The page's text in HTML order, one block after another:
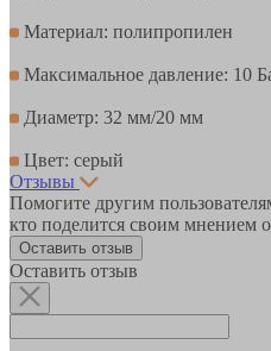
Материал: полипропилен
Максимальное давление: 10
Диаметр: 32 мм/20 мм
Цвет: серый
Отзывы
Помогите другим
кто поделится своим мнением
Оставить отзыв
Оставить отзыв